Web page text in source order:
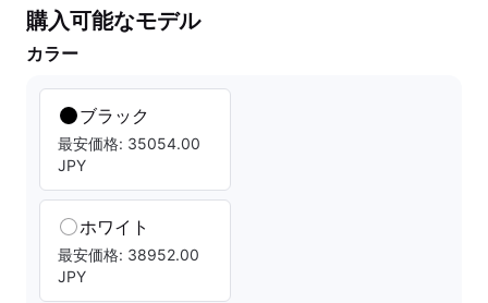
購入可能なモデル
カラー
ブラック
最安価格: 35054.00
JPY
ホワイト
最安価格: 38952.00
JPY